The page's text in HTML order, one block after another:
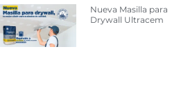
Nueva Masilla para
Drywall Ultracem